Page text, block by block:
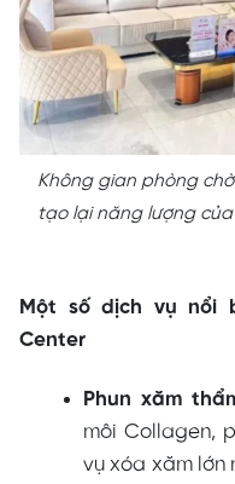
Không gian phòng
tạo lại năng lượng
Một số dịch vụ nổi
Center
Phun xăm
môi Collagen,
vụ xóa xăm lớn